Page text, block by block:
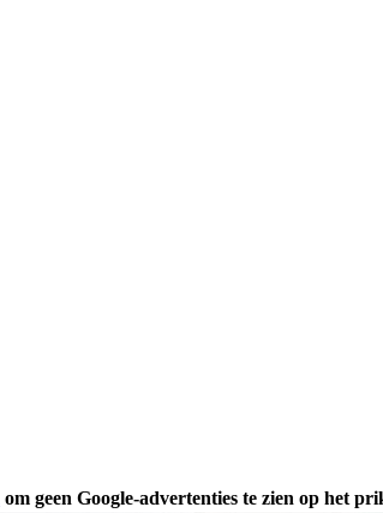
om geen Google-advertenties te zien op het